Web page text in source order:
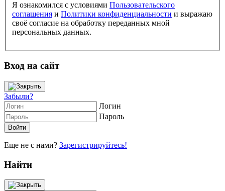
Я ознакомился с условиями Пользовательского
соглашения и Политики конфиденциальности и выражаю
своё согласие на обработку переданных мной
персональных данных.
Вход на сайт
Забыли?
Логин
Пароль
Еще не с нами? Зарегистрируйтесь!
Найти